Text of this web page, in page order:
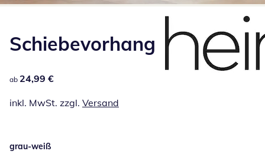
Schiebevorhang
24,99 €
ab 24,99 €
inkl. MwSt. zzgl. Versand
grau-weiß